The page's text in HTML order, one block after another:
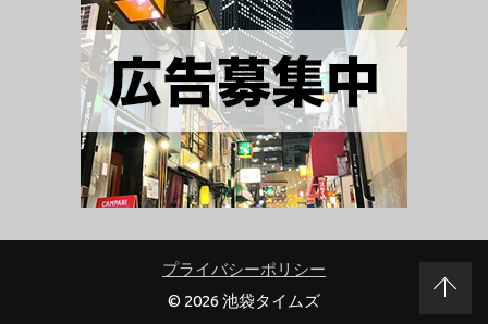
プライバシーポリシー
© 2026 池袋タイムズ